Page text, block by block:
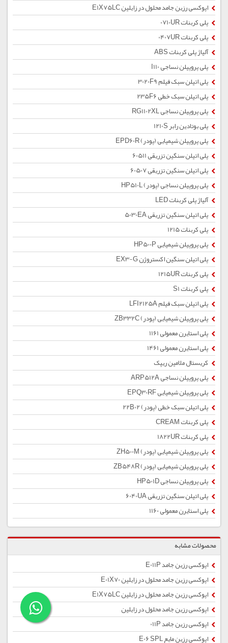
اپوکسی رزین جامد محلول در زایلین E1X75LC
پلی کربنات 0710UR
پلی کربنات 0407UR
آلیاژ پلی کربنات ABS
پلی پروپیلن نساجی I110
پلی اتیلن سبک فیلم 3020F9
پلی اتیلن سبک خطی 235F6
پلی پروپیلن نساجی RG1102XL
پلی بوتادین رابر 1210S
پلی پروپیلن شیمیایی (پودر) EPD60R
پلی اتیلن سنگین تزریقی 60511
پلی اتیلن سنگین تزریقی 60507
پلی پروپیلن نساجی (پودر) HP510L
آلیاژ پلی کربنات LED
پلی اتیلن سنگین تزریقی 5030EA
پلی کربنات 1215
پلی پروپیلن شیمیایی HP500P
پلی اتیلن سنگین اکستروژن EX3-G
پلی کربنات 1215UR
پلی کربنات S1
پلی اتیلن سبک فیلم LFI2125A
پلی پروپیلن شیمیایی (پودر) ZB332C
پلی استایرن معمولی 1161
پلی استایرن معمولی 1461
کریستال ملامین ریپک
پلی پروپیلن نساجی ARP512A
پلی پروپیلن شیمیایی EPQ30RF
پلی اتیلن سبک خطی (پودر) 22B02
پلی کربنات CREAM
پلی کربنات 1822UR
پلی پروپیلن شیمیایی (پودر) ZH500M
پلی پروپیلن شیمیایی (پودر) ZB548R
پلی پروپیلن نساجی HP501D
پلی اتیلن سنگین تزریقی 6040UA
پلی استایرن معمولی 1160
محصولات مشابه
اپوکسی رزین جامد E011P
اپوکسی رزین جامد محلول در زایلین E01X70
اپوکسی رزین جامد محلول در زایلین E1X75LC
اپوکسی رزین جامد محلول در زایلین
اپوکسی رزین جامد 011P
اپوکسی رزین مایع E06 SPL